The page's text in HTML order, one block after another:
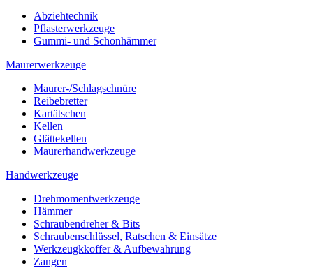
Abziehtechnik
Pflasterwerkzeuge
Gummi- und Schonhämmer
Maurerwerkzeuge
Maurer-/Schlagschnüre
Reibebretter
Kartätschen
Kellen
Glättekellen
Maurerhandwerkzeuge
Handwerkzeuge
Drehmomentwerkzeuge
Hämmer
Schraubendreher & Bits
Schraubenschlüssel, Ratschen & Einsätze
Werkzeugkkoffer & Aufbewahrung
Zangen